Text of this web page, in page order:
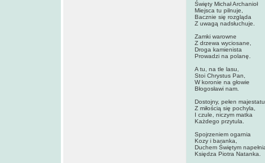
Święty Michał Archanioł
Miejsca tu pilnuje,
Bacznie się rozgląda
Z uwagą nadsłuchuje.
Zamki warowne
Z drzewa wyciosane,
Droga kamienista
Prowadzi na polanę.
A tu, na tle lasu,
Stoi Chrystus Pan,
W koronie na głowie
Błogosławi nam.
Dostojny, pełen majestatu
Z miłością się pochyla,
I czule, niczym matka
Każdego przytula.
Spojrzeniem ogarnia
Kozy i baranka,
Duchem Świętym
Księdza Piotra Natanka.